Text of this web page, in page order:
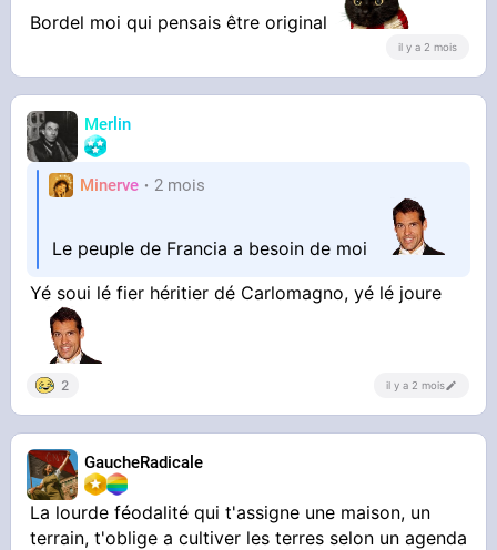
Bordel moi qui pensais être original
il y a 2 mois
Merlin
Minerve 2 mois
Le peuple de Francia a besoin de moi
Yé soui lé fier héritier dé Carlomagno, yé lé joure
2 il y a 2 mois
GaucheRadicale
La lourde féodalité qui t'assigne une maison, un
terrain, t'oblige a cultiver les terres selon un agenda